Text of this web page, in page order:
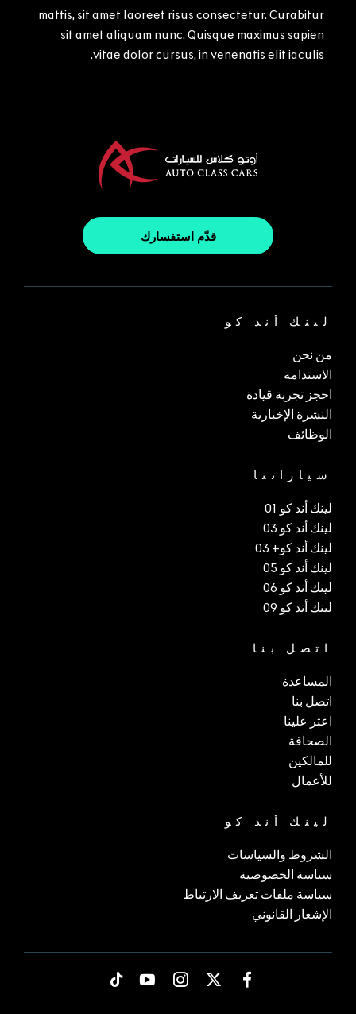
mattis, sit amet laoreet risus consectetur. Curabitur
sit amet aliquam nunc. Quisque maximus sapien
vitae dolor cursus, in venenatis elit iaculis.
قدّم استفسارك
لينك أند كو
من نحن
الاستدامة
احجز تجربة قيادة
النشرة الإخبارية
الوظائف
سياراتنا
لينك أند كو 01
لينك أند كو 03
لينك أند كو+ 03
لينك أند كو 05
لينك أند كو 06
لينك أند كو 09
اتصل بنا
المساعدة
اتصل بنا
اعثر علينا
الصحافة
للمالكين
للأعمال
لينك أند كو
الشروط والسياسات
سياسة الخصوصية
سياسة ملفات تعريف الارتباط
الإشعار القانوني